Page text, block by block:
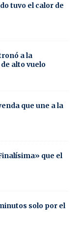
tuvo el calor de
a la
alto vuelo
que une a la
que el
solo por el